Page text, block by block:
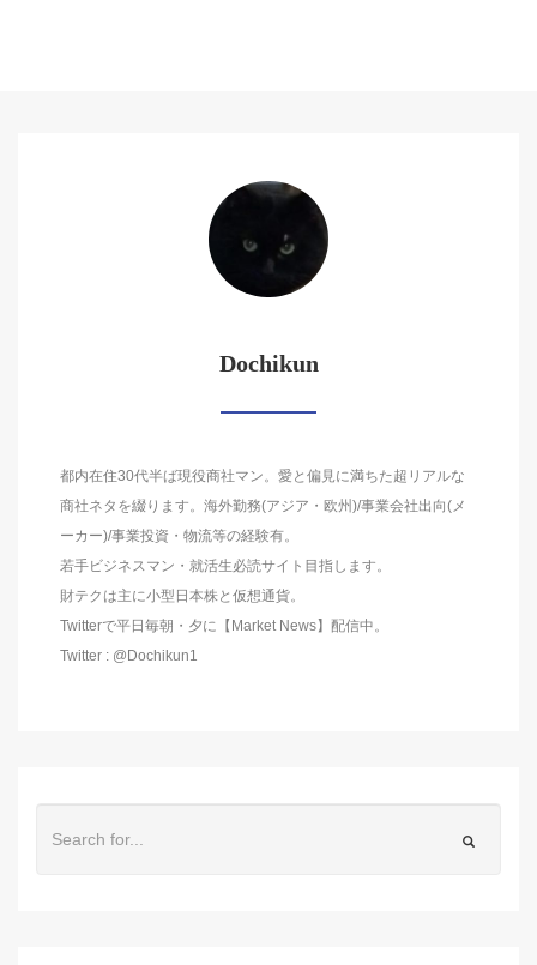
Dochikun
都内在住30代半ば現役商社マン。愛と偏見に満ちた超リアルな
商社ネタを綴ります。海外勤務(アジア・欧州)/事業会社出向(メ
ーカー)/事業投資・物流等の経験有。
若手ビジネスマン・就活生必読サイト目指します。
財テクは主に小型日本株と仮想通貨。
Twitterで平日毎朝・夕に【Market News】配信中。
Twitter : @Dochikun1